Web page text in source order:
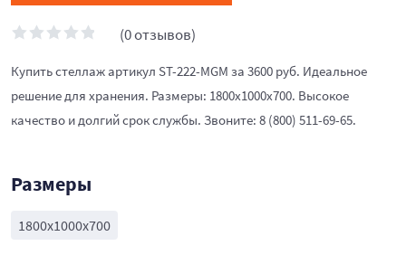
(0 отзывов)
Купить стеллаж артикул ST-222-MGM за 3600 руб. Идеальное
решение для хранения. Размеры: 1800x1000x700. Высокое
качество и долгий срок службы. Звоните: 8 (800) 511-69-65.
Размеры
1800x1000x700